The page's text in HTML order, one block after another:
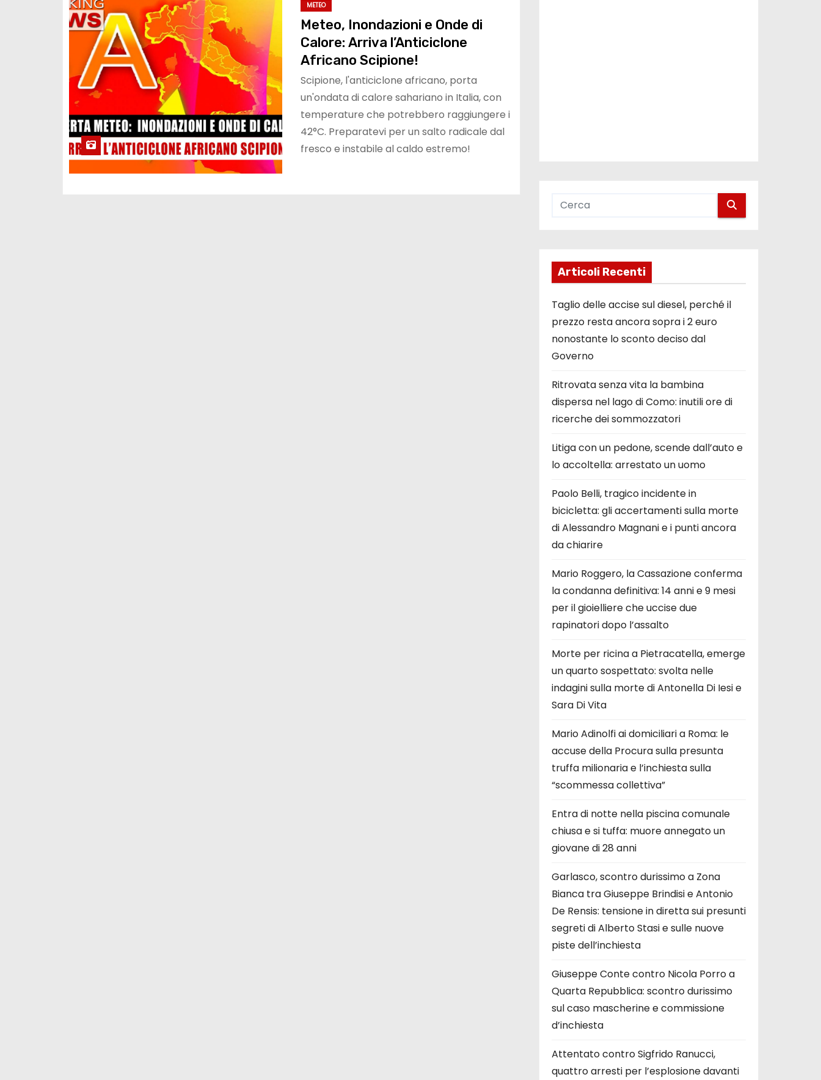
METEO
Meteo, Inondazioni e Onde di
Calore: Arriva l’Anticiclone
Africano Scipione!
Scipione, l'anticiclone africano, porta
un'ondata di calore sahariano in Italia, con
temperature che potrebbero raggiungere i
42°C. Preparatevi per un salto radicale dal
fresco e instabile al caldo estremo!
Articoli Recenti
Taglio delle accise sul diesel, perché il
prezzo resta ancora sopra i 2 euro
nonostante lo sconto deciso dal
Governo
Ritrovata senza vita la bambina
dispersa nel lago di Como: inutili ore di
ricerche dei sommozzatori
Litiga con un pedone, scende dall’auto e
lo accoltella: arrestato un uomo
Paolo Belli, tragico incidente in
bicicletta: gli accertamenti sulla morte
di Alessandro Magnani e i punti ancora
da chiarire
Mario Roggero, la Cassazione conferma
la condanna definitiva: 14 anni e 9 mesi
per il gioielliere che uccise due
rapinatori dopo l’assalto
Morte per ricina a Pietracatella, emerge
un quarto sospettato: svolta nelle
indagini sulla morte di Antonella Di Iesi e
Sara Di Vita
Mario Adinolfi ai domiciliari a Roma: le
accuse della Procura sulla presunta
truffa milionaria e l’inchiesta sulla
“scommessa collettiva”
Entra di notte nella piscina comunale
chiusa e si tuffa: muore annegato un
giovane di 28 anni
Garlasco, scontro durissimo a Zona
Bianca tra Giuseppe Brindisi e Antonio
De Rensis: tensione in diretta sui presunti
segreti di Alberto Stasi e sulle nuove
piste dell’inchiesta
Giuseppe Conte contro Nicola Porro a
Quarta Repubblica: scontro durissimo
sul caso mascherine e commissione
d’inchiesta
Attentato contro Sigfrido Ranucci,
quattro arresti per l’esplosione davanti